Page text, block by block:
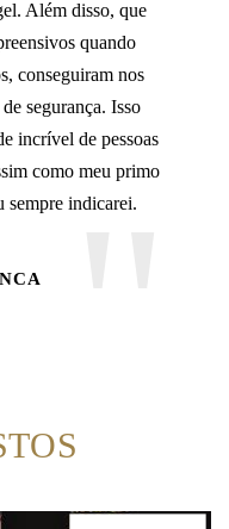
Além disso, que
quando
conseguiram nos
segurança. Isso
incrível de pessoas
como meu primo
sempre indicarei.